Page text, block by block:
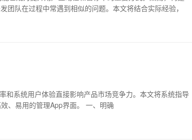
队在过程中常遇到相似的问题。本文将结合实际经验，
和系统用户体验直接影响产品市场竞争力。本文将系统指导
开发者，从需求分析到技术实现，快速搭建一个高效、易用的管理App界面。 一、明确